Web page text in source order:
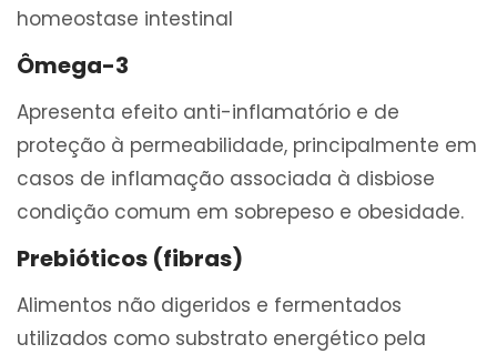
homeostase intestinal
Ômega-3
Apresenta efeito anti-inflamatório e de
proteção à permeabilidade, principalmente em
casos de inflamação associada à disbiose
condição comum em sobrepeso e obesidade.
Prebióticos (fibras)
Alimentos não digeridos e fermentados
utilizados como substrato energético pela